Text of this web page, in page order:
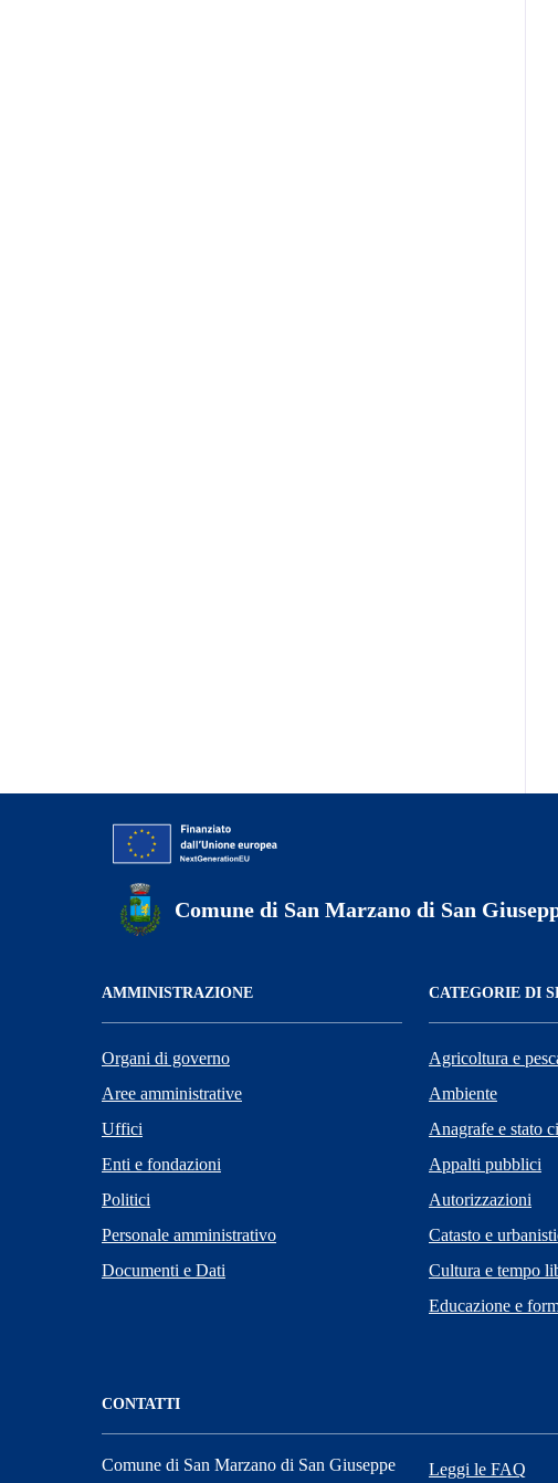
Comune di San Marzano di San
AMMINISTRAZIONE
Organi di governo
Aree amministrative
Uffici
Enti e fondazioni
Politici
Personale amministrativo
Documenti e Dati
CATEGORIE DI
Agricoltura e
Ambiente
Anagrafe e stato
Appalti pubblici
Autorizzazioni
Catasto e
Cultura e tempo
Educazione e
CONTATTI
Comune di San Marzano di San Giuseppe
Leggi le FAQ